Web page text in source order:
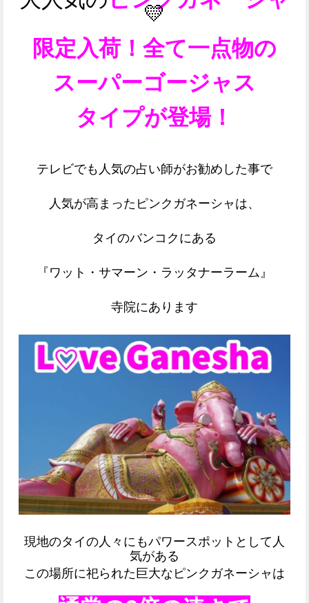
💛
限定入荷！全て一点物の
スーパーゴージャス
タイプが登場！
テレビでも人気の占い師がお勧めした事で
人気が高まったピンクガネーシャは、
タイのバンコクにある
『ワット・サマーン・ラッタナーラーム』
寺院にあります
現地のタイの人々にもパワースポットとして人
気がある
この場所に祀られた 巨大なピンクガネーシャは